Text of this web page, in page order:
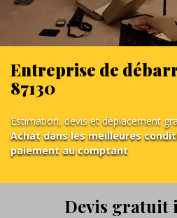
Entreprise de
87130
Estimation, devis et déplacement
Achat dans les meilleures
paiement au comptant
Devis gratuit